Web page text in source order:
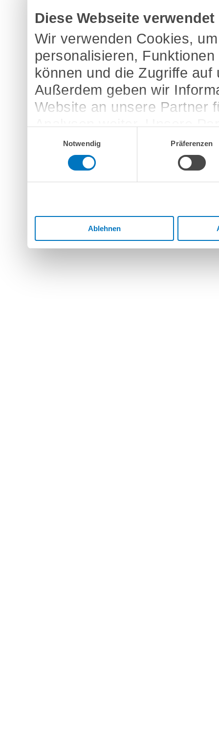
Diese Webseite
Wir verwenden Cookies,
personalisieren,
können und die Zugriffe
Außerdem geben wir
Website an unsere Partner
Analysen weiter. Unsere
möglicherweise mit
bereitgestellt haben oder
Dienste gesammelt haben.
Notwendig
Präferenzen
Ablehnen